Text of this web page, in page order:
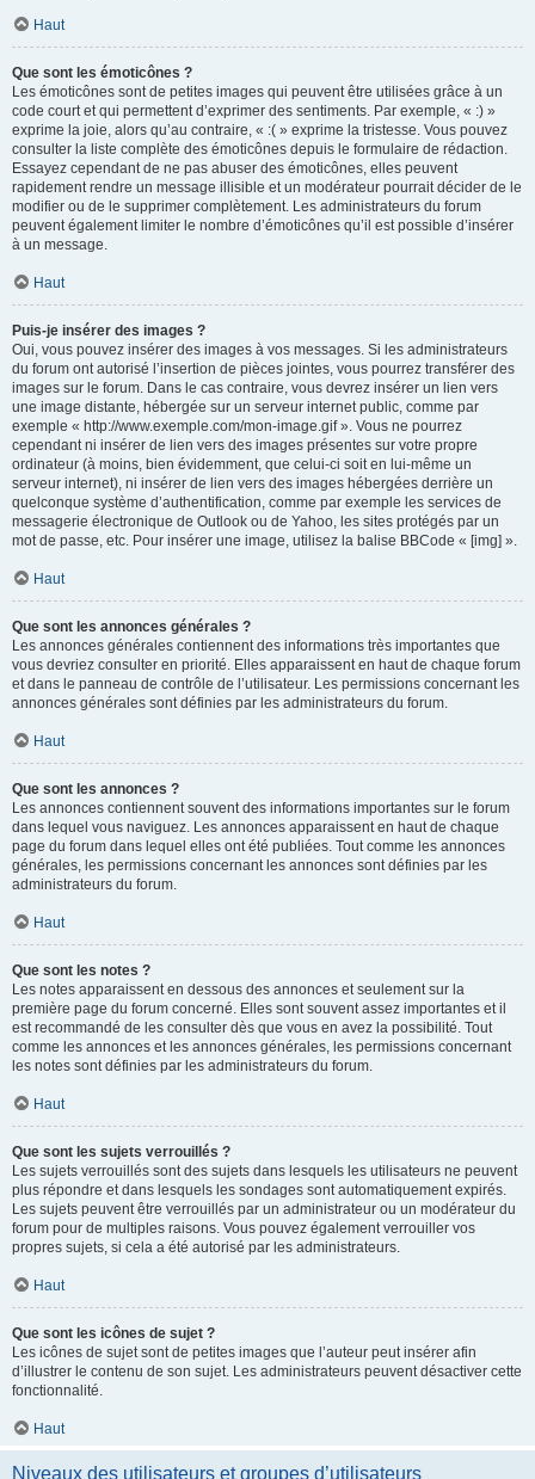
Haut
Que sont les émoticônes ?
Les émoticônes sont de petites images qui peuvent être utilisées grâce à un
code court et qui permettent d’exprimer des sentiments. Par exemple, « :) »
exprime la joie, alors qu’au contraire, « :( » exprime la tristesse. Vous pouvez
consulter la liste complète des émoticônes depuis le formulaire de rédaction.
Essayez cependant de ne pas abuser des émoticônes, elles peuvent
rapidement rendre un message illisible et un modérateur pourrait décider de le
modifier ou de le supprimer complètement. Les administrateurs du forum
peuvent également limiter le nombre d’émoticônes qu’il est possible d’insérer
à un message.
Haut
Puis-je insérer des images ?
Oui, vous pouvez insérer des images à vos messages. Si les administrateurs
du forum ont autorisé l’insertion de pièces jointes, vous pourrez transférer des
images sur le forum. Dans le cas contraire, vous devrez insérer un lien vers
une image distante, hébergée sur un serveur internet public, comme par
exemple « http://www.exemple.com/mon-image.gif ». Vous ne pourrez
cependant ni insérer de lien vers des images présentes sur votre propre
ordinateur (à moins, bien évidemment, que celui-ci soit en lui-même un
serveur internet), ni insérer de lien vers des images hébergées derrière un
quelconque système d’authentification, comme par exemple les services de
messagerie électronique de Outlook ou de Yahoo, les sites protégés par un
mot de passe, etc. Pour insérer une image, utilisez la balise BBCode « [img] ».
Haut
Que sont les annonces générales ?
Les annonces générales contiennent des informations très importantes que
vous devriez consulter en priorité. Elles apparaissent en haut de chaque forum
et dans le panneau de contrôle de l’utilisateur. Les permissions concernant les
annonces générales sont définies par les administrateurs du forum.
Haut
Que sont les annonces ?
Les annonces contiennent souvent des informations importantes sur le forum
dans lequel vous naviguez. Les annonces apparaissent en haut de chaque
page du forum dans lequel elles ont été publiées. Tout comme les annonces
générales, les permissions concernant les annonces sont définies par les
administrateurs du forum.
Haut
Que sont les notes ?
Les notes apparaissent en dessous des annonces et seulement sur la
première page du forum concerné. Elles sont souvent assez importantes et il
est recommandé de les consulter dès que vous en avez la possibilité. Tout
comme les annonces et les annonces générales, les permissions concernant
les notes sont définies par les administrateurs du forum.
Haut
Que sont les sujets verrouillés ?
Les sujets verrouillés sont des sujets dans lesquels les utilisateurs ne peuvent
plus répondre et dans lesquels les sondages sont automatiquement expirés.
Les sujets peuvent être verrouillés par un administrateur ou un modérateur du
forum pour de multiples raisons. Vous pouvez également verrouiller vos
propres sujets, si cela a été autorisé par les administrateurs.
Haut
Que sont les icônes de sujet ?
Les icônes de sujet sont de petites images que l’auteur peut insérer afin
d’illustrer le contenu de son sujet. Les administrateurs peuvent désactiver cette
fonctionnalité.
Haut
Niveaux des utilisateurs et groupes d’utilisateurs